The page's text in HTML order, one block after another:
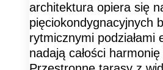
architektura opiera się
pięciokondygnacyjnych
rytmicznymi podziałami
nadają całości